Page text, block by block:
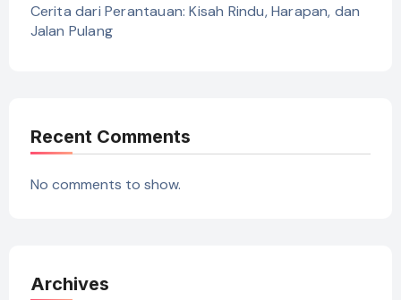
Cerita dari Perantauan: Kisah Rindu, Harapan, dan
Jalan Pulang
Recent Comments
No comments to show.
Archives